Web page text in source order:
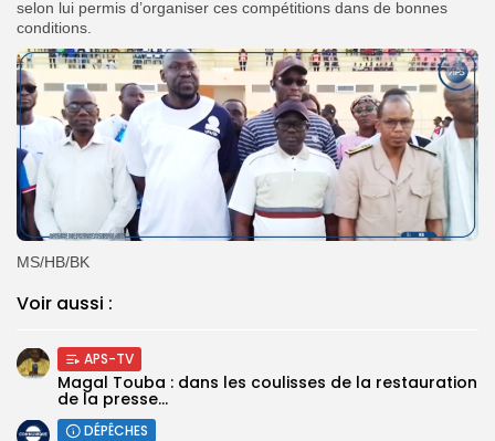
selon lui permis d’organiser ces compétitions dans de bonnes
conditions.
MS/HB/BK
Voir aussi :
APS-TV
Magal Touba : dans les coulisses de la restauration
de la presse...
DÉPÊCHES